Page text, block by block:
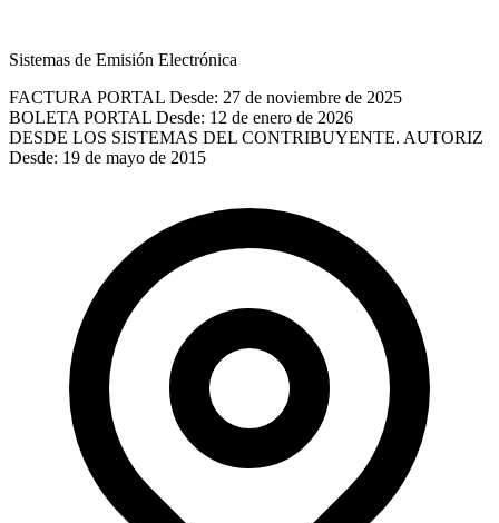
Sistemas de Emisión Electrónica
FACTURA PORTAL Desde: 27 de noviembre de 2025
BOLETA PORTAL Desde: 12 de enero de 2026
DESDE LOS SISTEMAS DEL CONTRIBUYENTE. AUTORIZ
Desde: 19 de mayo de 2015